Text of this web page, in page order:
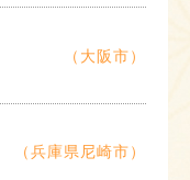
（大阪市）
（兵庫県尼崎市）